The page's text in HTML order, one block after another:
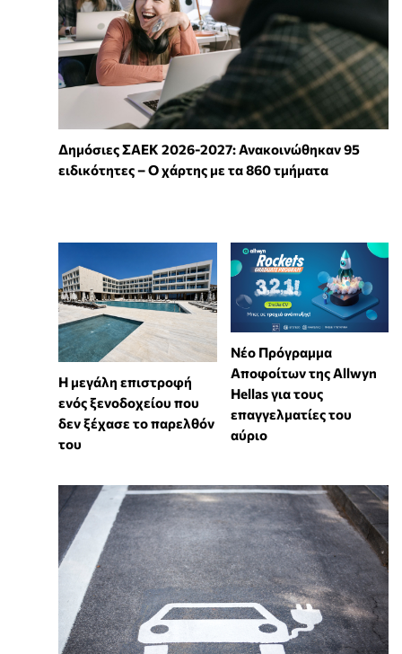
Δημόσιες ΣΑΕΚ 2026-2027: Ανακοινώθηκαν 95
ειδικότητες – Ο χάρτης με τα 860 τμήματα
Η μεγάλη επιστροφή
ενός ξενοδοχείου που
δεν ξέχασε το παρελθόν
του
Νέο Πρόγραμμα
Αποφοίτων της Allwyn
Hellas για τους
επαγγελματίες του
αύριο